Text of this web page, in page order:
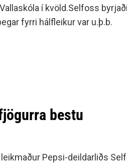
í kvöld.Selfoss
fyrri hálfleikur var u.þ.b.
bestu
Pepsi-deildarliðs